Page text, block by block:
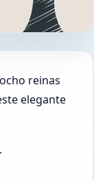
reinas
elegante